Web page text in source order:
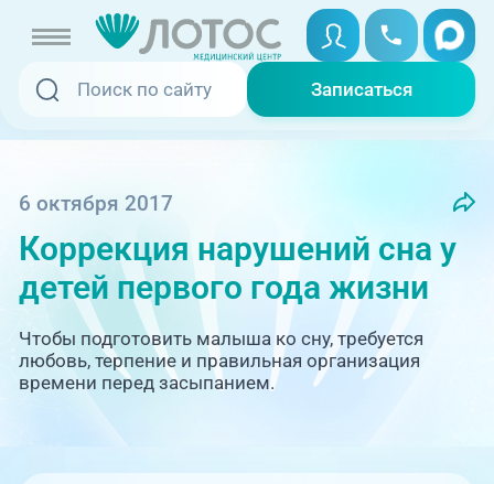
Записаться
Записаться
Специалисты
Акции
Отзывы
Записаться онлайн
Вызвать скорую
Медицина на дому
Телемедицина
6 октября 2017
Коррекция нарушений сна у
детей первого года жизни
Чтобы подготовить малыша ко сну, требуется
любовь, терпение и правильная организация
времени перед засыпанием.